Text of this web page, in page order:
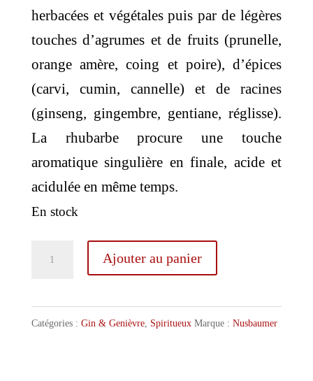
herbacées et végétales puis par de légères
touches d’agrumes et de fruits (prunelle,
orange amère, coing et poire), d’épices
(carvi, cumin, cannelle) et de racines
(ginseng, gingembre, gentiane, réglisse).
La rhubarbe procure une touche
aromatique singulière en finale, acide et
acidulée en même temps.
En stock
quantité
Gin
Ajouter au panier
Catégories : Gin & Genièvre, Spiritueux Marque : Nusbaumer